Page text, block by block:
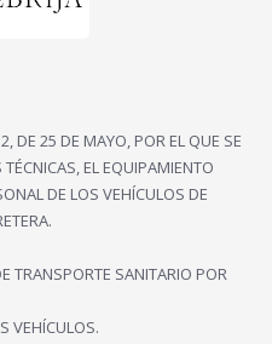
DE 25 DE MAYO, POR EL QUE SE
TÉCNICAS, EL EQUIPAMIENTO
DE LOS VEHÍCULOS DE
TRANSPORTE SANITARIO POR
VEHÍCULOS.